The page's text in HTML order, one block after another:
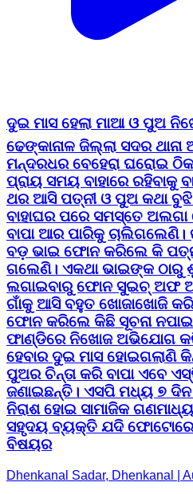
ଦୁଇ ମାସ ହେଲା ମାଆ ଓ ପୁଅ
ଢେଙ୍କାନାଳ ଜିଲ୍ଲା ସଦର ଥାନା
ମନ୍ଦରଧର ବେହେରା ଘରୋଇ
ପ୍ରାୟ ସମୟ ବାହାରେ ରହିବାକୁ
ଥର ଆସି ପତ୍ନୀ ଓ ପୁଅ କଥା
ବାହାଘର ପରେ ସମସ୍ତେ
ବାପା ଆର ପାରିକୁ ଚାଲିଗଲେଣି।
ବଡ଼ ଭାଇ ଫୋନ କରିଲେ କି
ଗଲେଣି। ଏକଥା ଭାଇଙ୍କ
ଲଗାଇବାରୁ ଫୋନ ସୁଇଚ୍ ଅଫ
ଗାଁକୁ ଆସି ବହୁତ ଖୋଜାଖୋଜି
ଫୋନ କରିଲେ କିଛି ସୂଚନା
ଫାଣ୍ଡିରେ ନିଖୋଜ ଅଭିଯୋଗ
ହେବାର ଦୁଇ ମାସ ହୋଇଗଲାଣି
ପୁଅର ଚିନ୍ତା କରି ବାପା ଏବେ
ଜଣାଇଛନ୍ତି। ଏସପି ମଧ୍ୟ ୭
ନିରାଶ ହୋଇ ସାମାଜିକ
ସହୃଦୟ ବ୍ୟକ୍ତି ଯଦି ଫୋଟୋରେ
ବିଷୟର
Dhenkanal Sadar, Dhenkanal |